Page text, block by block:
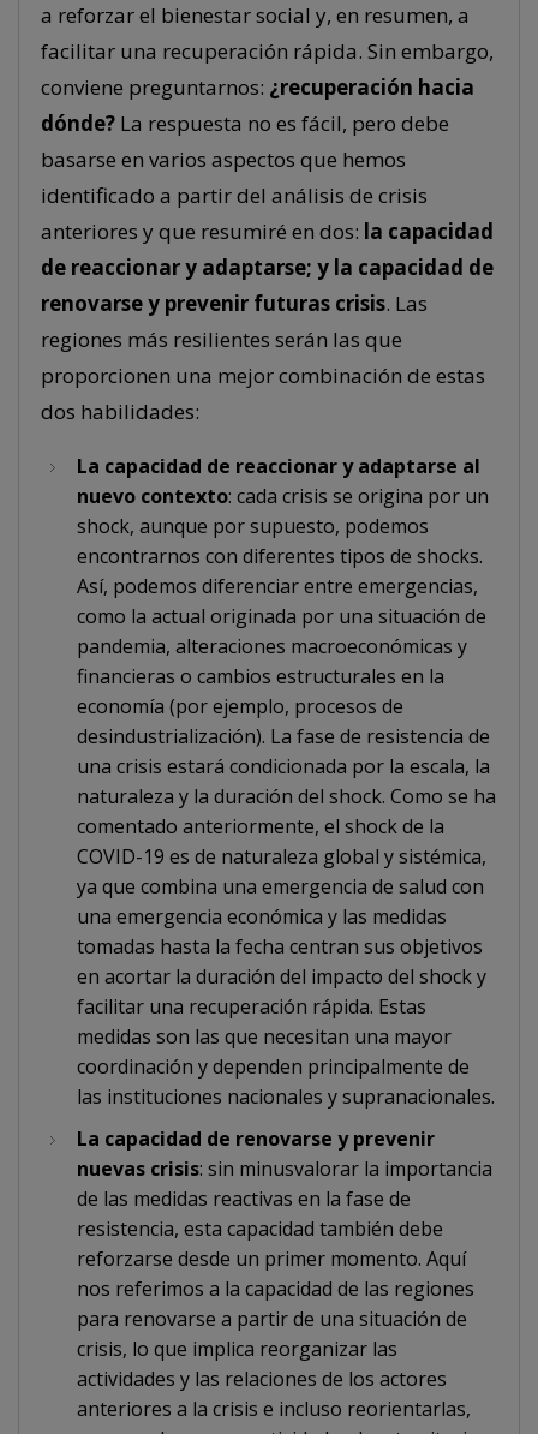
a reforzar el bienestar social y, en resumen, a
facilitar una recuperación rápida. Sin embargo,
conviene preguntarnos: ¿recuperación hacia
dónde? La respuesta no es fácil, pero debe
basarse en varios aspectos que hemos
identificado a partir del análisis de crisis
anteriores y que resumiré en dos: la capacidad
de reaccionar y adaptarse; y la capacidad de
renovarse y prevenir futuras crisis. Las
regiones más resilientes serán las que
proporcionen una mejor combinación de estas
dos habilidades:
La capacidad de reaccionar y adaptarse al
nuevo contexto: cada crisis se origina por un
shock, aunque por supuesto, podemos
encontrarnos con diferentes tipos de shocks.
Así, podemos diferenciar entre emergencias,
como la actual originada por una situación de
pandemia, alteraciones macroeconómicas y
financieras o cambios estructurales en la
economía (por ejemplo, procesos de
desindustrialización). La fase de resistencia de
una crisis estará condicionada por la escala, la
naturaleza y la duración del shock. Como se ha
comentado anteriormente, el shock de la
COVID-19 es de naturaleza global y sistémica,
ya que combina una emergencia de salud con
una emergencia económica y las medidas
tomadas hasta la fecha centran sus objetivos
en acortar la duración del impacto del shock y
facilitar una recuperación rápida. Estas
medidas son las que necesitan una mayor
coordinación y dependen principalmente de
las instituciones nacionales y supranacionales.
La capacidad de renovarse y prevenir
nuevas crisis: sin minusvalorar la importancia
de las medidas reactivas en la fase de
resistencia, esta capacidad también debe
reforzarse desde un primer momento. Aquí
nos referimos a la capacidad de las regiones
para renovarse a partir de una situación de
crisis, lo que implica reorganizar las
actividades y las relaciones de los actores
anteriores a la crisis e incluso reorientarlas,